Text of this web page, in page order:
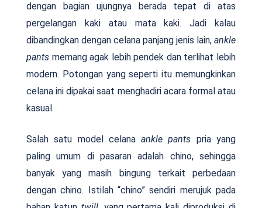
dengan bagian ujungnya berada tepat di atas
pergelangan kaki atau mata kaki. Jadi kalau
dibandingkan dengan celana panjang jenis lain, ankle
pants memang agak lebih pendek dan terlihat lebih
modern. Potongan yang seperti itu memungkinkan
celana ini dipakai saat menghadiri acara formal atau
kasual.
Salah satu model celanaankle pants pria yang
paling umum di pasaran adalah chino, sehingga
banyak yang masih bingung terkait perbedaan
dengan chino. Istilah “chino” sendiri merujuk pada